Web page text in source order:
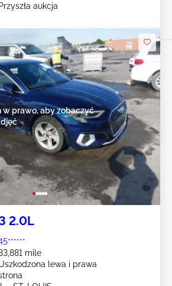
Przyszła aukcja
w prawo, aby zobaczyć
2.0L
mile
lewa i prawa